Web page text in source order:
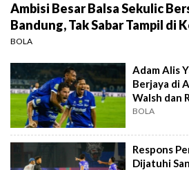
Ambisi Besar Balsa Sekulic
Bandung, Tak Sabar Tampil di
BOLA
Adam Alis
Berjaya di
Walsh dan
Besar
BOLA
Respons
Dijatuhi